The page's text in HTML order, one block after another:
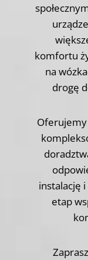
komfortu
na
drogę
instalację
etap